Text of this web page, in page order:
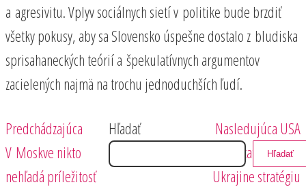
a agresivitu. Vplyv sociálnych sietí v politike bude brzdiť
všetky pokusy, aby sa Slovensko úspešne dostalo z bludiska
sprisahaneckých teórií a špekulatívnych argumentov
zacielených najmä na trochu jednoduchších ľudí.
Navigácia
v
Predchádzajúci
príspevok
Predchádzajúca
V Moskve nikto
nehľadá príležitosť
Nasledujúci
príspevok
Nasledujúca USA
v podstate diktujú
Ukrajine stratégiu
Hľadať
Hľadať